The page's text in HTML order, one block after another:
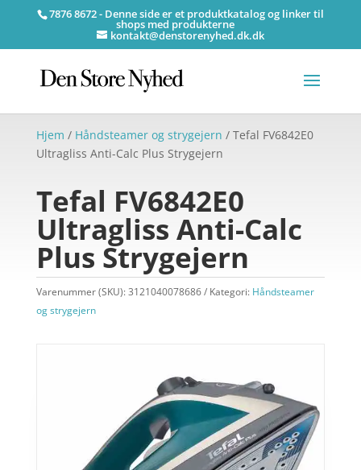
7876 8672 - Denne side er et produktkatalog og linker til
shops med produkterne
kontakt@denstorenyhed.dk.dk
Hjem / Håndsteamer og strygejern / Tefal FV6842E0
Ultragliss Anti-Calc Plus Strygejern
Tefal FV6842E0
Ultragliss Anti-Calc
Plus Strygejern
Varenummer (SKU):3121040078686 Kategori: Håndsteamer
og strygejern